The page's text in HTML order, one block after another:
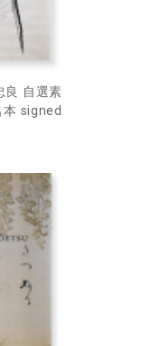
良 自選素
signed